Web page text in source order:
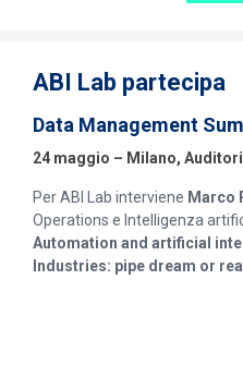
ABI Lab partecipa
Data Management
24 maggio – Milano,
Per ABI Lab interviene Marco
Operations e Intelligenza
Automation and artificial
Industries: pipe dream or